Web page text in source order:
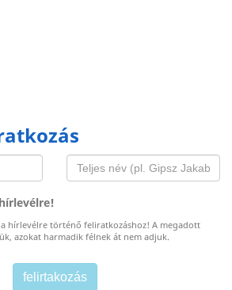
hírlevélre történő feliratkozáshoz! A megadott
azokat harmadik félnek át nem adjuk.